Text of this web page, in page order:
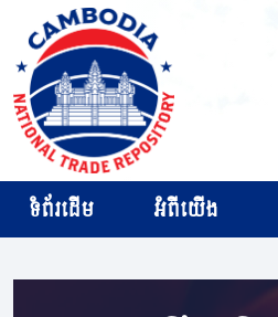
ទំព័រដើម អំពីយើង